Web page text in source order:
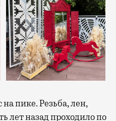
пике. Резьба, лен,
лет назад проходило по